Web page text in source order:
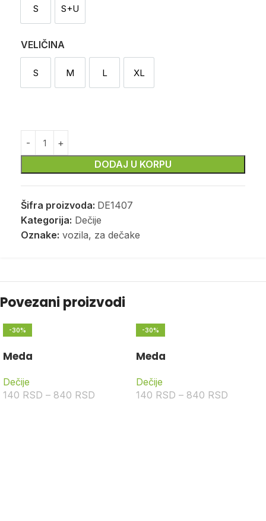
SSekačS+USekač i utiskivač
VELIČINA
S
S M
M L
L XL
XL
DODAJ U KORPU
Šifra proizvoda: DE1407
Kategorija: Dečije
Oznake: vozila, za dečake
Povezani proizvodi
-30%
Meda
Dečije
140 RSD – 840 RSD
-30%
Meda
Dečije
140 RSD – 840 RSD